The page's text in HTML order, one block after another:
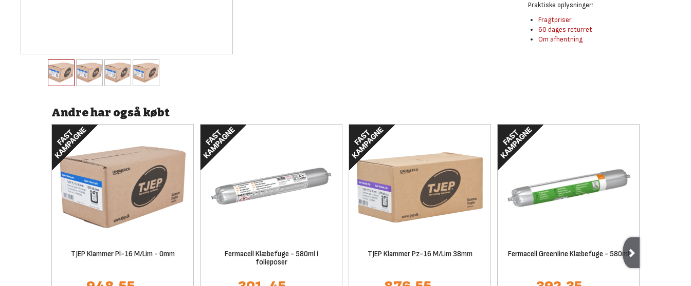
Praktiske oplysninger:
Fragtpriser
60 dages returret
Om afhentning
Andre har også købt
TJEP Klammer Pl-16 M/Lim - 0mm
Fermacell Klæbefuge - 580ml i
folieposer
TJEP Klammer Pz-16 M/Lim 38mm Fermacell Greenline Klæbefuge - 580ml